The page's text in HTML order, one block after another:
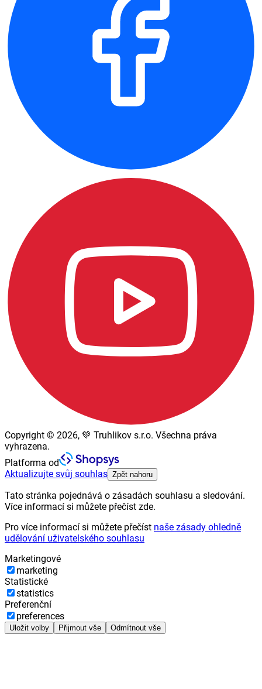
Copyright © 2026, 💚 Truhlikov s.r.o. Všechna práva
vyhrazena.
Platforma od
Aktualizujte svůj souhlas Zpět nahoru
Tato stránka pojednává o zásadách souhlasu a sledování.
Více informací si můžete přečíst zde.
Pro více informací si můžete přečíst naše zásady ohledně
udělování uživatelského souhlasu
Marketingové
marketing
Statistické
statistics
Preferenční
preferences
Uložit volby Přijmout vše Odmítnout vše